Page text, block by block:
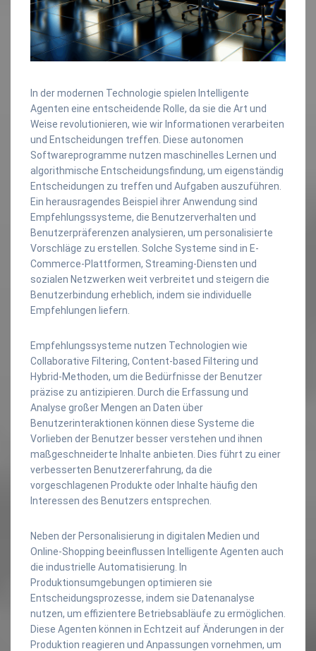
In der modernen Technologie spielen Intelligente
Agenten eine entscheidende Rolle, da sie die Art und
Weise revolutionieren, wie wir Informationen verarbeiten
und Entscheidungen treffen. Diese autonomen
Softwareprogramme nutzen maschinelles Lernen und
algorithmische Entscheidungsfindung, um eigenständig
Entscheidungen zu treffen und Aufgaben auszuführen.
Ein herausragendes Beispiel ihrer Anwendung sind
Empfehlungssysteme, die Benutzerverhalten und
Benutzerpräferenzen analysieren, um personalisierte
Vorschläge zu erstellen. Solche Systeme sind in E-
Commerce-Plattformen, Streaming-Diensten und
sozialen Netzwerken weit verbreitet und steigern die
Benutzerbindung erheblich, indem sie individuelle
Empfehlungen liefern.
Empfehlungssysteme nutzen Technologien wie
Collaborative Filtering, Content-based Filtering und
Hybrid-Methoden, um die Bedürfnisse der Benutzer
präzise zu antizipieren. Durch die Erfassung und
Analyse großer Mengen an Daten über
Benutzerinteraktionen können diese Systeme die
Vorlieben der Benutzer besser verstehen und ihnen
maßgeschneiderte Inhalte anbieten. Dies führt zu einer
verbesserten Benutzererfahrung, da die
vorgeschlagenen Produkte oder Inhalte häufig den
Interessen des Benutzers entsprechen.
Neben der Personalisierung in digitalen Medien und
Online-Shopping beeinflussen Intelligente Agenten auch
die industrielle Automatisierung. In
Produktionsumgebungen optimieren sie
Entscheidungsprozesse, indem sie Datenanalyse
nutzen, um effizientere Betriebsabläufe zu ermöglichen.
Diese Agenten können in Echtzeit auf Änderungen in der
Produktion reagieren und Anpassungen vornehmen, um